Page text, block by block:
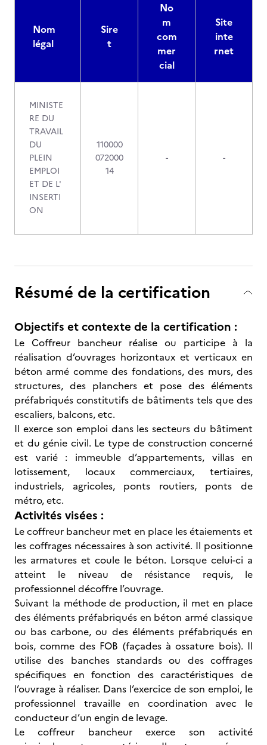
Nom
légal
Sire
t
No
m
com
mer
cial
Site
inte
rnet
MINISTE
RE DU
TRAVAIL
DU
PLEIN
EMPLOI
ET DE L'
INSERTI
ON
110000
072000
14
- -
Résumé de la certification
Objectifs et contexte de la certification :
Le Coffreur bancheur réalise ou participe à la
réalisation d’ouvrages horizontaux et verticaux en
béton armé comme des fondations, des murs, des
structures, des planchers et pose des éléments
préfabriqués constitutifs de bâtiments tels que des
escaliers, balcons, etc.
Il exerce son emploi dans les secteurs du bâtiment
et du génie civil. Le type de construction concerné
est varié : immeuble d’appartements, villas en
lotissement, locaux commerciaux, tertiaires,
industriels, agricoles, ponts routiers, ponts de
métro, etc.
Activités visées :
Le coffreur bancheur met en place les étaiements et
les coffrages nécessaires à son activité. Il positionne
les armatures et coule le béton. Lorsque celui-ci a
atteint le niveau de résistance requis, le
professionnel décoffre l’ouvrage.
Suivant la méthode de production, il met en place
des éléments préfabriqués en béton armé classique
ou bas carbone, ou des éléments préfabriqués en
bois, comme des FOB (façades à ossature bois). Il
utilise des banches standards ou des coffrages
spécifiques en fonction des caractéristiques de
l’ouvrage à réaliser. Dans l’exercice de son emploi, le
professionnel travaille en coordination avec le
conducteur d’un engin de levage.
Le coffreur bancheur exerce son activité